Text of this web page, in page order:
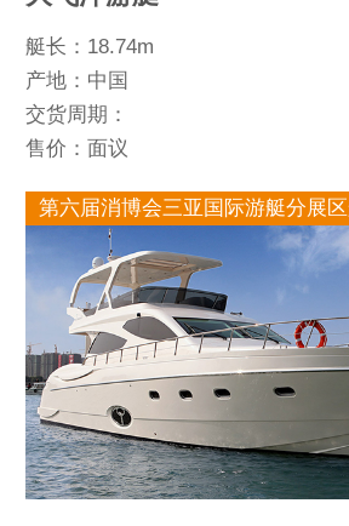
艇长：18.74m
产地：中国
交货周期：
售价：面议
第六届消博会三亚国际游艇分展